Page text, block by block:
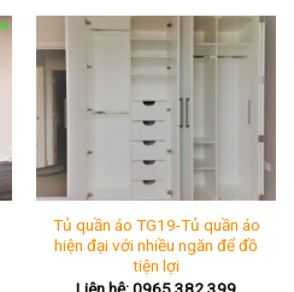
Tủ quần áo TG19-Tủ quần áo
hiện đại với nhiều ngăn để đồ
tiện lợi
Liên hệ: 0965.382.399